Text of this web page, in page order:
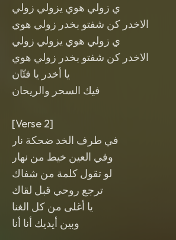
ي زولي هوي يزولي زولي
الاخدر كن شفتو بخدر زولي هوي
ي زولي هوي يزولي زولي
الاخدر كن شفتو بخدر زولي هوي
يا أخدر يا فتّان
فيك السحر والريحان
[Verse 2]
في طرف الخد ضحكة نار
وفي العين خيط من نهار
لو تقول كلمة من شفاك
ترجع روحي قبل لقاك
يا أغلى من كل الغنا
وبين أيديك أنا أنا